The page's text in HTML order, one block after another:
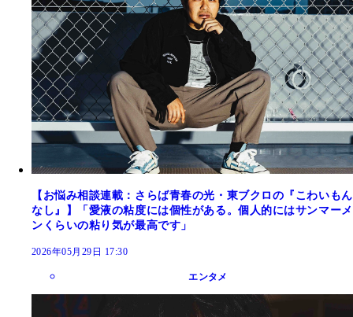
【お悩み相談連載：さらば青春の光・東ブクロの『こわいもん
なし』】「愛液の粘度には個性がある。個人的にはサンマーメ
ンくらいの粘り気が最高です」
2026年05月29日 17:30
エンタメ